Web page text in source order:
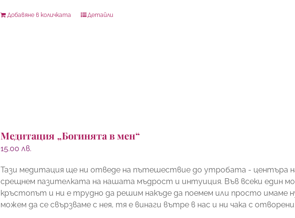
Добавяне в количката Детайли
Медитация „Богинята в мен“
15.00лв.
Тази медитация ще ни отведе на пътешествие до утробата - центъра
срещнем пазителката на нашата мъдрост и интуиция. Във всеки един
кръстопът и ни е трудно да решим накъде да поемем или просто имаме
можем да се свързваме с нея, тя е винаги вътре в нас и ни чака с